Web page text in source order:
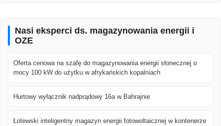
Nasi eksperci ds. magazynowania energii i
OZE
Oferta cenowa na szafę do magazynowania energii słonecznej o
mocy 100 kW do użytku w afrykańskich kopalniach
Hurtowy wyłącznik nadprądowy 16a w Bahrajnie
Łotewski inteligentny magazyn energii fotowoltaicznej w kontenerze